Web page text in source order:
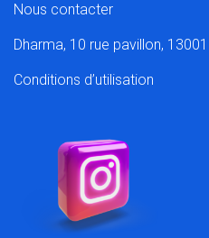
Nous contacter
Dharma, 10 rue pavillon,
Conditions d’utilisation